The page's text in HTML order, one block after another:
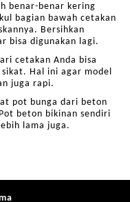
benar-benar kering
bagian bawah cetakan
Bersihkan
bisa digunakan lagi.
cetakan Anda bisa
Hal ini agar model
juga rapi.
pot bunga dari beton
beton bikinan sendiri
lama juga.